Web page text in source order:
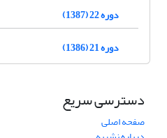
دوره 22 (1387)
دوره 21 (1386)
دسترسی سریع
صفحه اصلی